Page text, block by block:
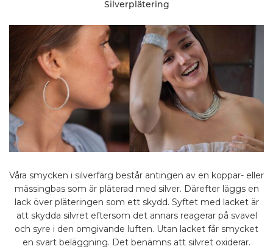
Silverplätering
Våra smycken i silverfärg består antingen av en koppar- eller
mässingbas som är pläterad med silver. Därefter läggs en
lack över pläteringen som ett skydd. Syftet med lacket är
att skydda silvret eftersom det annars reagerar på svavel
och syre i den omgivande luften. Utan lacket får smycket
en svart beläggning. Det benämns att silvret oxiderar.